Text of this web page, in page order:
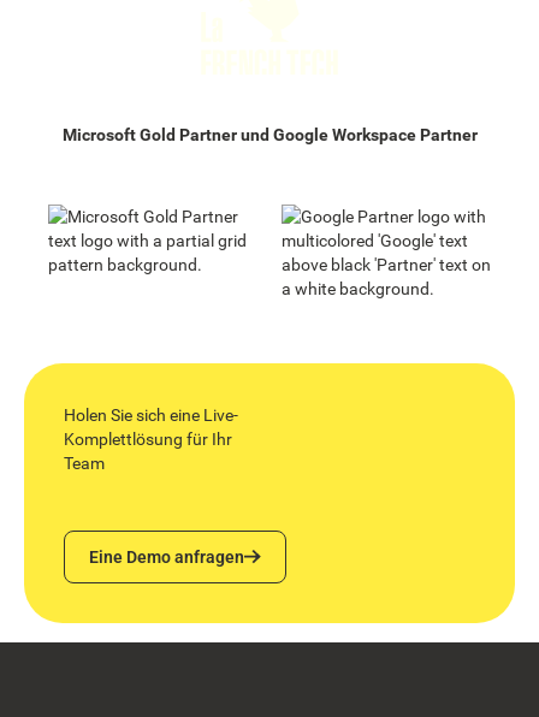
Microsoft Gold Partner und Google Workspace Partner
Holen Sie sich eine Live-
Komplettlösung für Ihr
Team
Eine Demo anfragen
Eine Demo anfragen